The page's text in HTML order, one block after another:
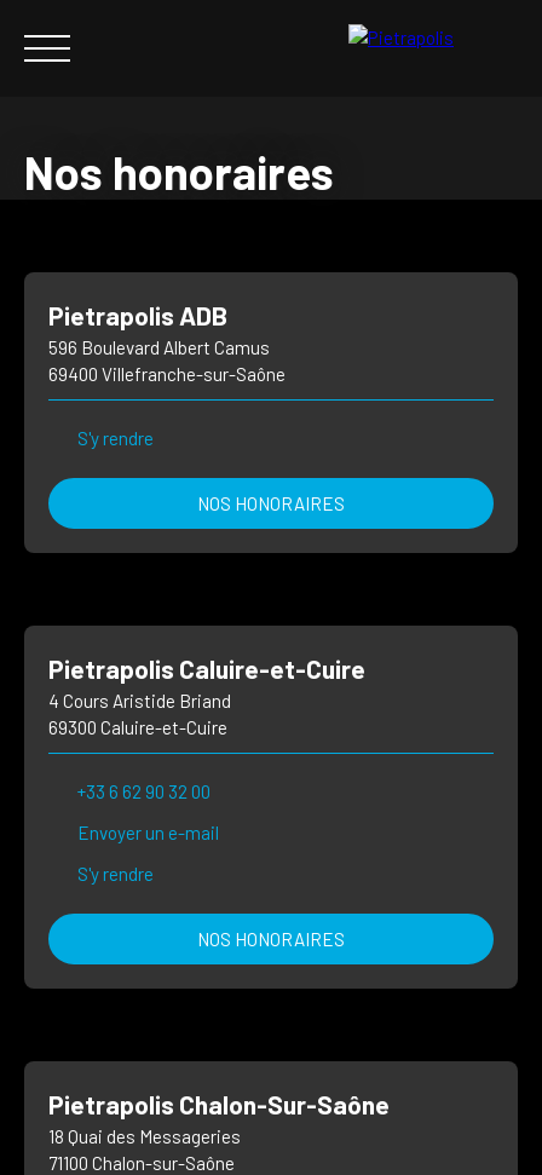
ESTIMER
Nos honoraires
Pietrapolis ADB
596 Boulevard Albert Camus
69400 Villefranche-sur-Saône
S'y rendre
NOS HONORAIRES
Pietrapolis Caluire-et-Cuire
4 Cours Aristide Briand
69300 Caluire-et-Cuire
+33 6 62 90 32 00
Envoyer un e-mail
S'y rendre
NOS HONORAIRES
Pietrapolis Chalon-Sur-Saône
18 Quai des Messageries
71100 Chalon-sur-Saône